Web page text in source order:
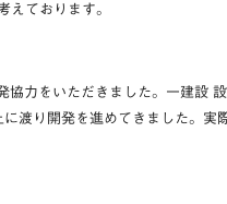
えております。
力をいただきました。一建設
渡り開発を進めてきました。